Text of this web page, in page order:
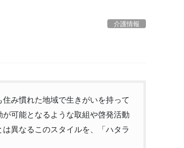
介護情報
み慣れた地域で生きがいを持って
可能となるような取組や啓発活動
異なるこのスタイルを、「ハタラ